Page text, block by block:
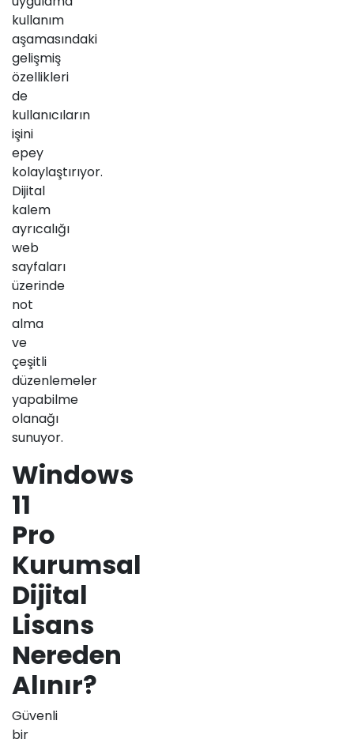
kullanım
aşamasındaki
gelişmiş
özellikleri
de
kullanıcıların
işini
epey
kolaylaştırıyor.
Dijital
kalem
ayrıcalığı
web
sayfaları
üzerinde
not
alma
ve
çeşitli
düzenlemeler
yapabilme
olanağı
sunuyor.
Windows
11
Pro
Kurumsal
Dijital
Lisans
Nereden
Alınır?
Güvenli
bir